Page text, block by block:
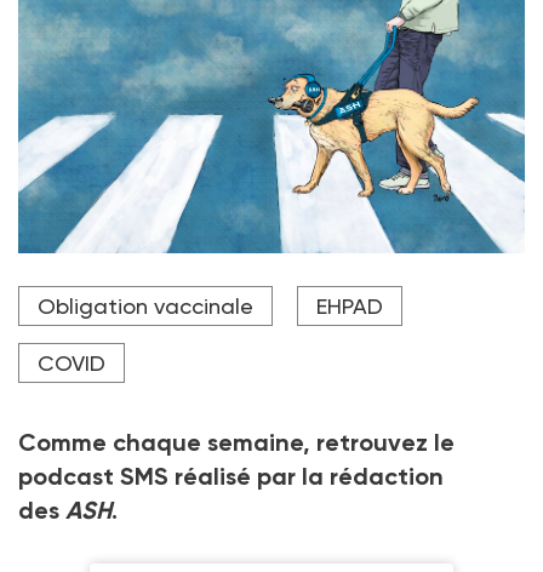
Obligation vaccinale EHPAD
COVID
Comme chaque semaine, retrouvez le
podcast SMS réalisé par la rédaction
des ASH.